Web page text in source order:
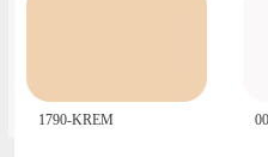
1790-KREM